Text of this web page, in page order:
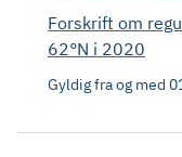
Forskrift om
62°N i 2020
Gyldig fra og med